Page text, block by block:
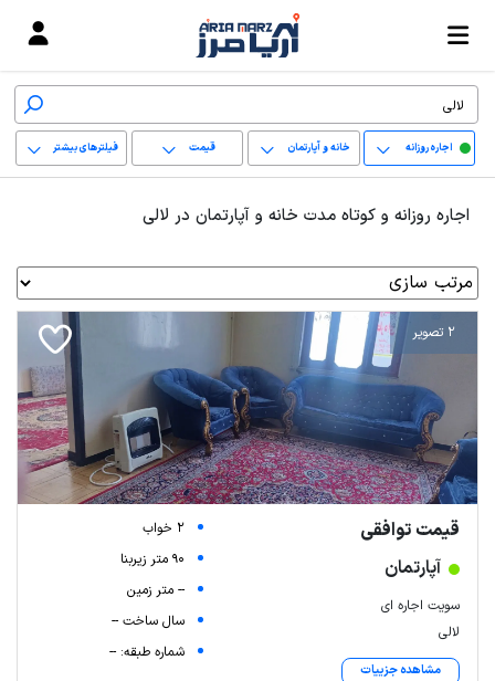
اجاره روزانه خانه و آپارتمان قیمت فیلترهای بیشتر
پاک کردن محدوده
اجاره روزانه و کوتاه مدت خانه و آپارتمان در لالی
2 تصویر
قیمت توافقی
آپارتمان
سویت اجاره ای
لالی
مشاهده جزییات
2 خواب
90 متر زیربنا
-- متر زمین
سال ساخت --
شماره طبقه: --